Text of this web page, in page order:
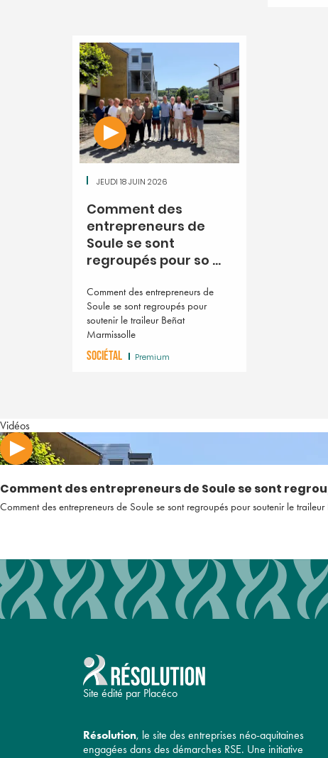
JEUDI 18 JUIN 2026
Comment des
entrepreneurs de
Soule se sont
regroupés pour so ...
Comment des entrepreneurs de
Soule se sont regroupés pour
soutenir le traileur Beñat
Marmissolle
SOCIÉTAL Premium
Vidéos
Comment des entrepreneurs de Soule se sont
Comment des entrepreneurs de Soule se sont regroupés pour soutenir le
Site édité par Placéco
Résolution, le site des entreprises néo-aquitaines
engagées dans des démarches RSE. Une initiative